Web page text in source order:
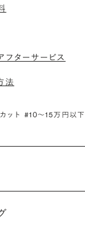
フターサービス
法
ット #10〜15万円以下